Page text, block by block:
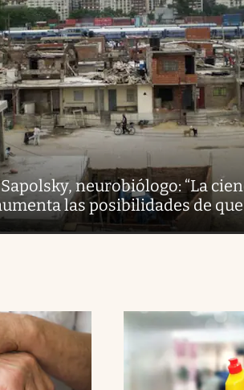
neurobiólogo: “La
las posibilidades de